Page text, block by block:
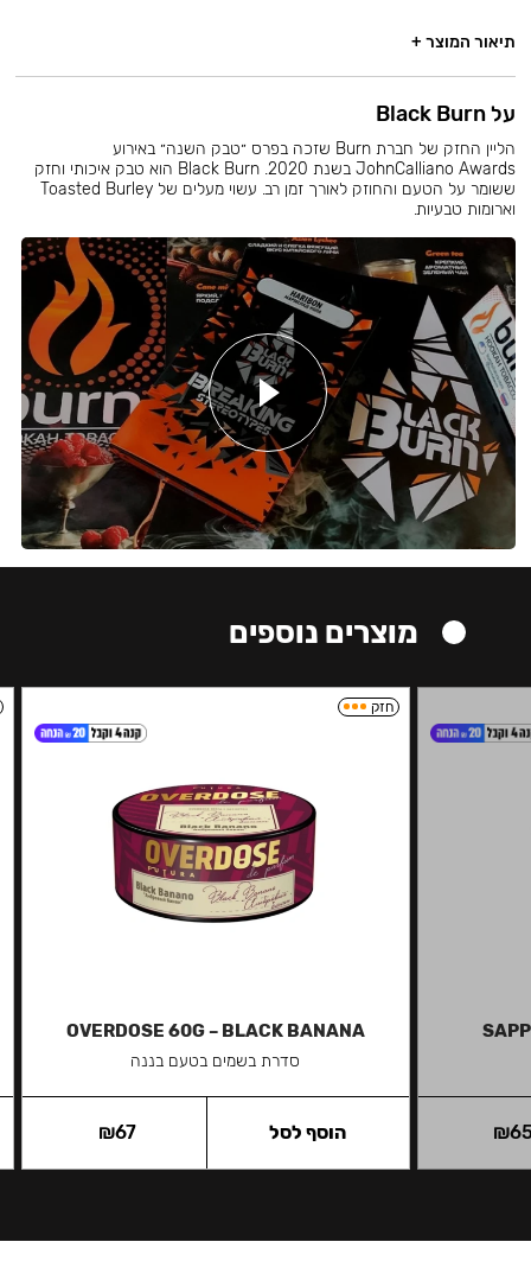
תיאור המוצר +
על Black Burn
הליין החזק של חברת Burn שזכה בפרס ״טבק השנה״ באירוע
JohnCalliano Awards בשנת 2020. Black Burn הוא טבק איכותי וחזק
ששומר על הטעם והחוזק לאורך זמן רב. עשוי מעלים של Toasted Burley
וארומות טבעיות.
מוצרים נוספים
₪
חזק
OVERDOSE 60G – BLACK BANANA
סדרת בשמים בטעם בננה
₪67 הוסף לסל